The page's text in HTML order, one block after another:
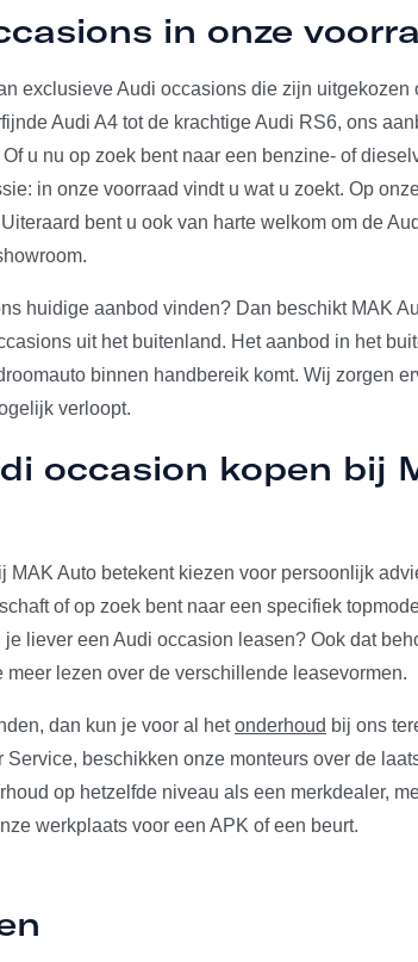
in onze
exclusieve Audi occasions die zijn uitgekozen
Audi A4 tot de krachtige Audi RS6, ons
u nu op zoek bent naar een benzine- of
in onze voorraad vindt u wat u zoekt. Op
bent u ook van harte welkom om de
huidige aanbod vinden? Dan beschikt MAK
uit het buitenland. Het aanbod in het
binnen handbereik komt. Wij zorgen
verloopt.
occasion kopen bij
MAK Auto betekent kiezen voor persoonlijk
of op zoek bent naar een specifiek
liever een Audi occasion leasen? Ook dat
lezen over de verschillende leasevormen.
dan kun je voor al hetonderhoud bij ons
beschikken onze monteurs over de
op hetzelfde niveau als een merkdealer,
werkplaats voor een APK of een beurt.